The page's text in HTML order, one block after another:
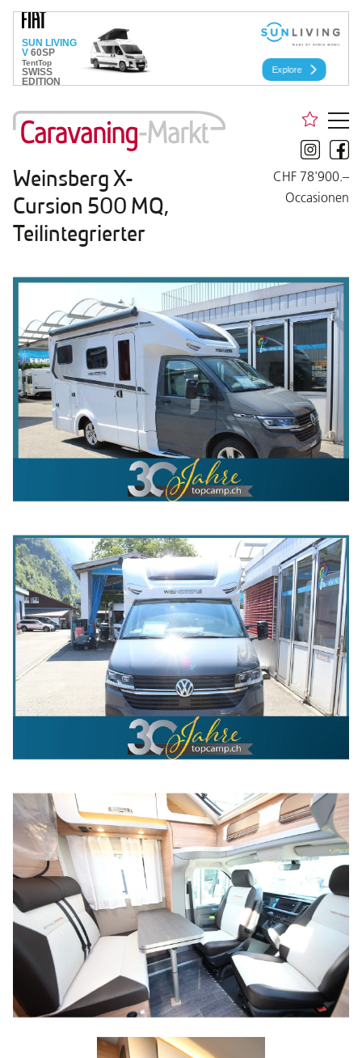
Weinsberg X-
Cursion 500 MQ,
Teilintegrierter
CHF 78'900.–
Occasionen